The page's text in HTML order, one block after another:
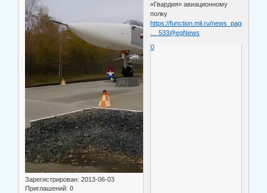
Зарегистрирован: 2013-06-03
Приглашений: 0
«Гвардия» авиационному
полку
https://function.mil.ru/news_page/count
… 533@egNews
0